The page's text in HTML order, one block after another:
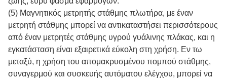
(5) Μαγνητικός μετρητής στάθμης πλωτήρα, με έναν
μετρητή στάθμης μπορεί να αντικαταστήσει περισσότερους
από έναν μετρητές στάθμης υγρού γυάλινης πλάκας, και η
εγκατάσταση είναι εξαιρετικά εύκολη στη χρήση. Εν τω
μεταξύ, η χρήση του απομακρυσμένου πομπού στάθμης,
συναγερμού και συσκευής αυτόματου ελέγχου, μπορεί να